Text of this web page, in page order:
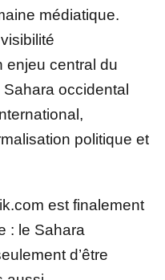
médiatique.
enjeu central du
occidental
politique et
est finalement
: le Sahara
d’être